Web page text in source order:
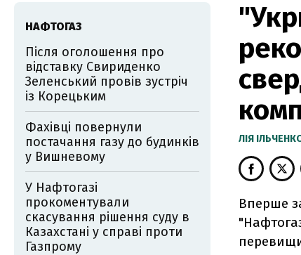
ЛІЯ
Вперше
НАФТОГАЗ
Після оголошення про
відставку Свириденко
Зеленський провів зустріч
із Корецьким
Фахівці повернули
постачання газу до будинків
у Вишневому
У Нафтогазі
прокоментували
скасування рішення суду в
Казахстані у справі проти
Газпрому